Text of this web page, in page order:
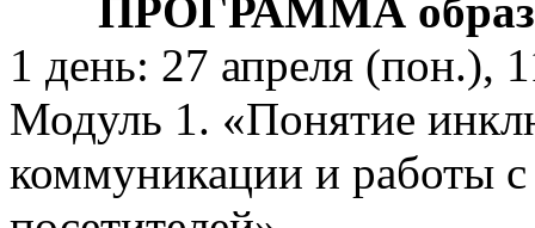
ПРОГРАММА
1 день: 27 апреля (пон.),
Модуль 1. «Понятие
коммуникации и работы